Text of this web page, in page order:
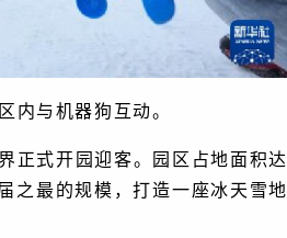
内与机器狗互动。
正式开园迎客。园区占地面积达
之最的规模，打造一座冰天雪地